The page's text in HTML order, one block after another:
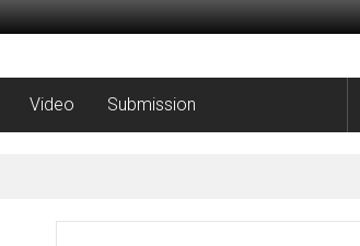
Video Submission